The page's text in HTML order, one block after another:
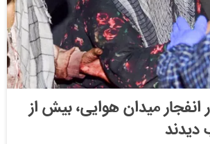
انفجار میدان هوایی، بیش از